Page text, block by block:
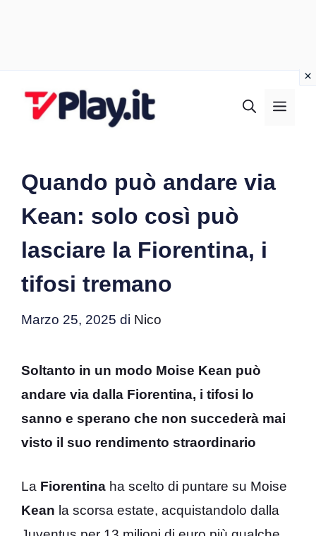
Quando può andare via
Kean: solo così può
lasciare la Fiorentina, i
tifosi tremano
Marzo 25, 2025 di Nico
Soltanto in un modo Moise Kean può
andare via dalla Fiorentina, i tifosi lo
sanno e sperano che non succederà mai
visto il suo rendimento straordinario
La Fiorentina ha scelto di puntare su Moise
Kean la scorsa estate, acquistandolo dalla